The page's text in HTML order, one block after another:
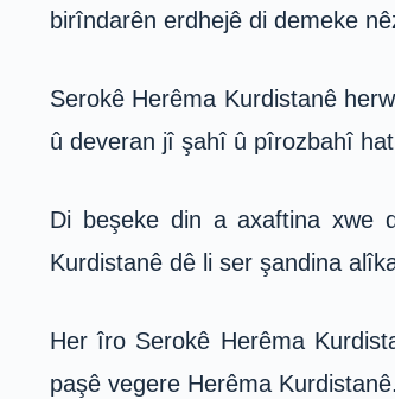
birîndarên erdhejê di demeke
Serokê Herêma Kurdistanê
û deveran jî şahî û pîrozbahî
Di beşeke din a axaftina xwe
Kurdistanê dê li ser şandina
Her îro Serokê Herêma
paşê vegere Herêma Kurdistanê.